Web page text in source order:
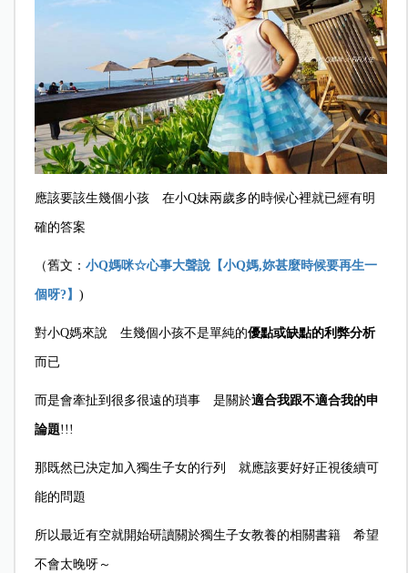
應該要該生幾個小孩 在小Q妹兩歲多的時候心裡就已經有明
確的答案
（舊文： 小Q媽咪☆心事大聲說【小Q媽,妳甚麼時候要再生一
個呀?】 )
對小Q媽來說 生幾個小孩不是單純的優點或缺點的利弊分析
而已
而是會牽扯到很多很遠的瑣事 是關於適合我跟不適合我的申
論題!!!
那既然已決定加入獨生子女的行列 就應該要好好正視後續可
能的問題
所以最近有空就開始研讀關於獨生子女教養的相關書籍 希望
不會太晚呀～